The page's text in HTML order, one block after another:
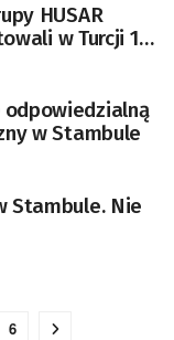
HUSAR
w Turcji 12
w Stambule
Stambule. Nie
6